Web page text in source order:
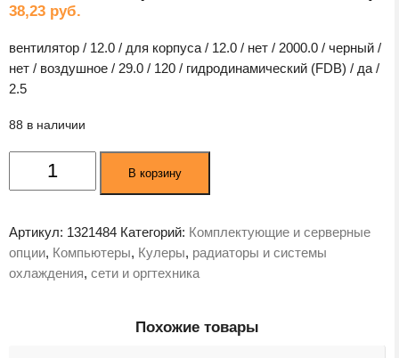
38,23 руб.
вентилятор / 12.0 / для корпуса / 12.0 / нет / 2000.0 / черный /
нет / воздушное / 29.0 / 120 / гидродинамический (FDB) / да /
2.5
88 в наличии
Количество
товара
корпуса
Ocypus
В корзину
Артикул: 1321484 Категорий: Комплектующие и серверные
опции, Компьютеры, Кулеры, радиаторы и системы
охлаждения, сети и оргтехника
Похожие товары